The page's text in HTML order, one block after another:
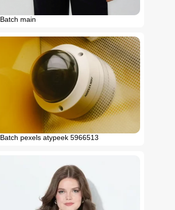
Batch main
Batch pexels atypeek 5966513